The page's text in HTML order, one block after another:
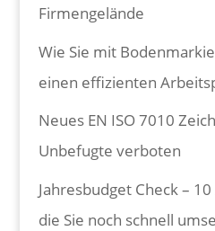
Firmengelände
Wie Sie mit
einen effizienten
Neues EN ISO 7010
Unbefugte verboten
Jahresbudget Check –
die Sie noch schnell